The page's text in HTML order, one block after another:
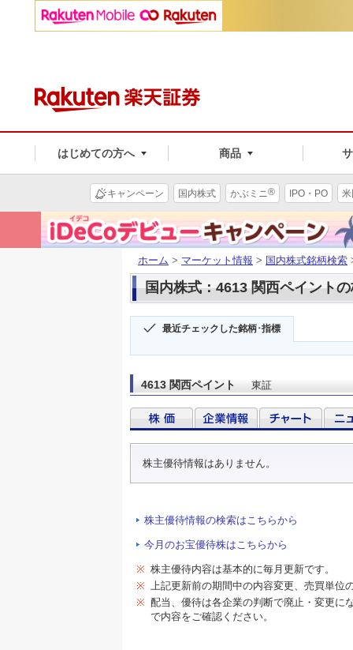
はじめての方へ 商品
キャンペーン 国内株式 かぶミニ® IPO・PO
ホーム > マーケット情報 > 国内株式銘柄検索
国内株式：4613 関西ペイント
最近チェックした銘柄･指標
4613 関西ペイント 東証
株主優待情報はありません。
株主優待情報の検索はこちらから
今月のお宝優待株はこちらから
※ 株主優待内容は基本的に毎月更新です。
※ 上記更新前の期間中の内容変更、売買単位
※ 配当、優待は各企業の判断で廃止・変更に
で内容をご確認ください。